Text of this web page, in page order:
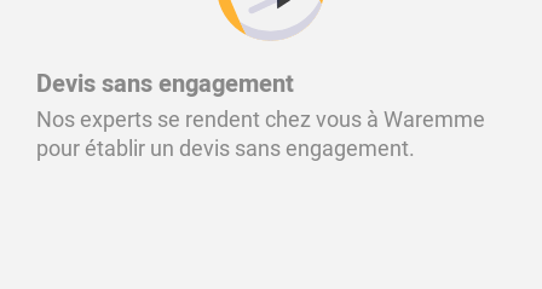
Devis sans engagement
Nos experts se rendent chez vous à Waremme
pour établir un devis sans engagement.